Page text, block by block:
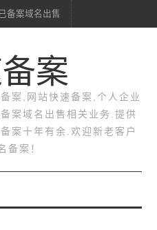
备案域名出售
案
案,网站快速备案,个人企业
案域名出售相关业务.提供
案十年有余.欢迎新老客户
备案！